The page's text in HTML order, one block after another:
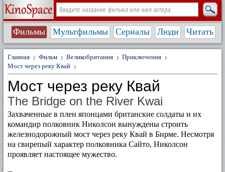
Фильмы Мультфильмы Сериалы Люди Читать
Главная Фильм Великобритания
Приключения
Мост через реку Квай
Мост через реку Квай
The Bridge on the River Kwai
Захваченные в плен японцами британские солдаты и их
командир полковник Николсон вынуждены строить
железнодорожный мост через реку Квай в Бирме. Несмотря
на свирепый характер полковника Сайто, Николсон
проявляет настоящее мужество.